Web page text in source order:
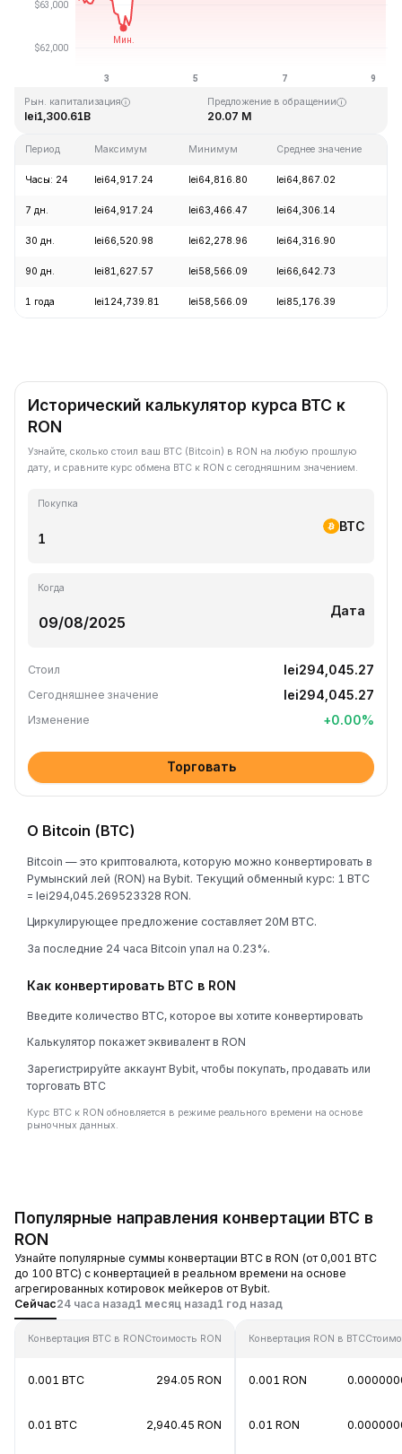
Последнее обновление: 06:43 GMT+0 2026-08-09
Рын. капитализация
lei1,300.61B
Предложение в обращении
20.07 M
Период Максимум Минимум Среднее значение
Часы: 24 lei64,917.24 lei64,816.80 lei64,867.02
7 дн. lei64,917.24 lei63,466.47 lei64,306.14
30 дн. lei66,520.98 lei62,278.96 lei64,316.90
90 дн. lei81,627.57 lei58,566.09 lei66,642.73
1 года lei124,739.81 lei58,566.09 lei85,176.39
Исторический калькулятор курса BTC к
RON
Узнайте, сколько стоил ваш BTC (Bitcoin) в RON на любую прошлую
дату, и сравните курс обмена BTC к RON с сегодняшним значением.
Покупка
BTC
Когда
Дата
Стоил lei294,045.27
Сегодняшнее значение lei294,045.27
Изменение +0.00%
Торговать
О Bitcoin (BTC)
Bitcoin — это криптовалюта, которую можно конвертировать в
Румынский лей (RON) на Bybit. Текущий обменный курс: 1 BTC
= lei294,045.269523328 RON.
Циркулирующее предложение составляет 20M BTC.
За последние 24 часа Bitcoin упал на 0.23%.
Как конвертировать BTC в RON
Введите количество BTC, которое вы хотите конвертировать
Калькулятор покажет эквивалент в RON
Зарегистрируйте аккаунт Bybit, чтобы покупать, продавать или
торговать BTC
Курс BTC к RON обновляется в режиме реального времени на основе
рыночных данных.
Популярные направления конвертации BTC в
RON
Узнайте популярные суммы конвертации BTC в RON (от 0,001 BTC
до 100 BTC) с конвертацией в реальном времени на основе
агрегированных котировок мейкеров от Bybit.
Сейчас24 часа назад1 месяц назад1 год назад
Конвертация BTC в RONСтоимость RON
0.001 BTC 294.05 RON
0.01 BTC 2,940.45 RON
Конвертация RON в BTC
0.001 RON
0.01 RON